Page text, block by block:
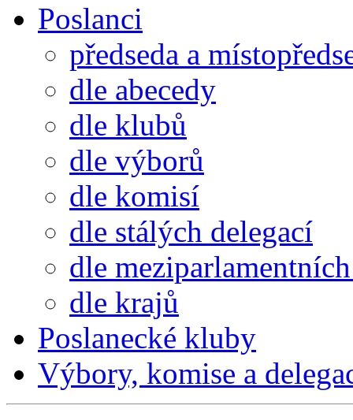
Poslanci
předseda a
dle abecedy
dle klubů
dle výborů
dle komisí
dle stálých delegací
dle
dle krajů
Poslanecké kluby
Výbory, komise a